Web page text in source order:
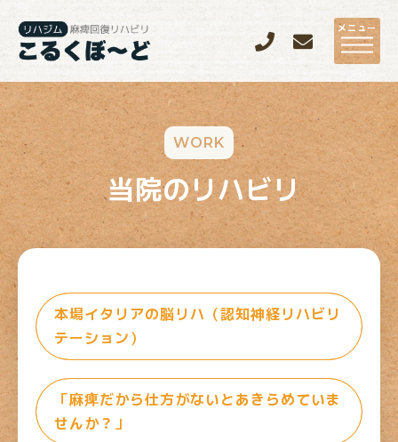
メニュー
WORK
当院のリハビリ
本場イタリアの脳リハ（認知神経リハビリ
テーション）
「麻痺だから仕方がないとあきらめていま
せんか？」